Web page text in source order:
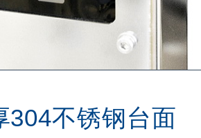
304不锈钢台面